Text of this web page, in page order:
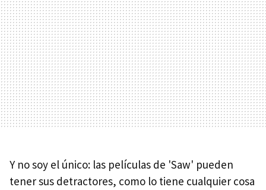
Y no soy el único: las películas de 'Saw' pueden
tener sus detractores, como lo tiene cualquier cosa